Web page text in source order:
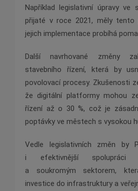
Například legislativní úpravy ve
přijaté v roce 2021, měly tento
jejich implementace probíhá
Další navrhované změny
stavebního řízení, která by
povolovací procesy. Zkušenosti
že digitální platformy mohou
řízení až o 30 %, což je
poptávky ve městech s vysokou
Vedle legislativních změn by
i efektivnější spolupráci
a soukromým sektorem,
investice do infrastruktury a